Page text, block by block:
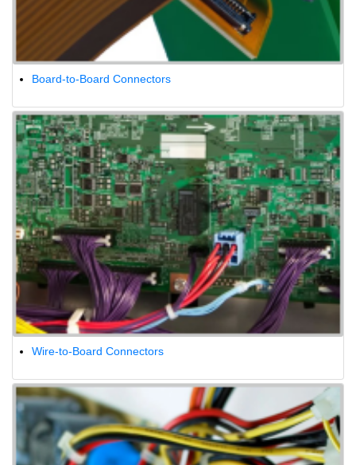
Board-to-Board Connectors
Wire-to-Board Connectors